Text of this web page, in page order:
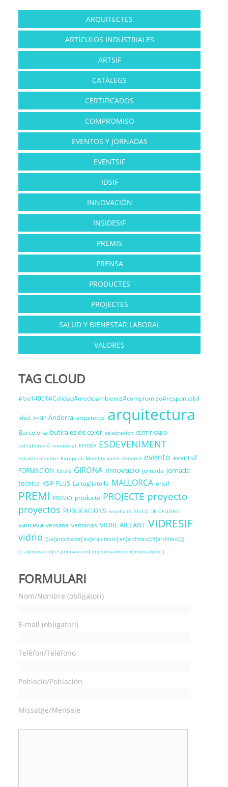
ARQUITECTES
ARTÍCULOS INDUSTRIALES
ARTSIF
CATÀLEGS
CERTIFICADOS
COMPROMISO
EVENTOS Y JORNADAS
EVENTSIF
IDSIF
INNOVACIÓN
INSIDESIF
PREMIS
PRENSA
PRODUCTES
PROJECTES
SALUD Y BIENESTAR LABORAL
VALORES
TAG CLOUD
#Iso14001#Calidad#medioambiente#compromiso#responsabil
idad A+SIF Andorra arquitecte arquitectura
Barcelona butirales de color celebracion CERTIFICADO
col·laboració comercial EIVISSA ESDEVENIMENT
establecimiento European Mobility week Eventisf evento eventsif
FORMACION futuro GIRONA innovacio jornada jornada
tecnica KSIF PLUS La tagliatella MALLORCA onsif
PREMI PREMIO producto PROJECTE proyecto
proyectos PUBLICACIONS revolució SELLO DE CALIDAD
vanceva ventana ventanas VIDRE AÏLLANT VIDRESIF
vidrio [:ca]arquitecte[:es]arquitecto[:en]architect[:fr]architect[:]
[:ca]innovacio[:es]innovacion[:en]innovation[:fr]innovation[:]
FORMULARI
Nom/Nombre (obligatori)
E-mail (obligatori)
Telèfon/Teléfono
Població/Población
Missatge/Mensaje